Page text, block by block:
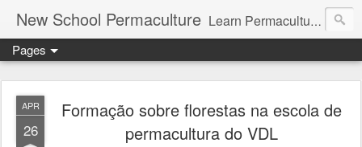
New School Permaculture Learn Permaculture Design Courses in Europe with Helder Valente, one of the original students of Bill Mollison the creator of Permaculture Design.
Pages
APR
26
Formação sobre florestas na escola de
permacultura do VDL